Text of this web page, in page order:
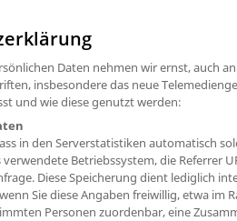
Daten nehmen wir ernst, auch
insbesondere das neue
und wie diese genutzt werden:
in den Serverstatistiken automatisch
Betriebssystem, die Referrer
Diese Speicherung dient lediglich
Sie diese Angaben freiwillig, etwa
Personen zuordenbar, eine